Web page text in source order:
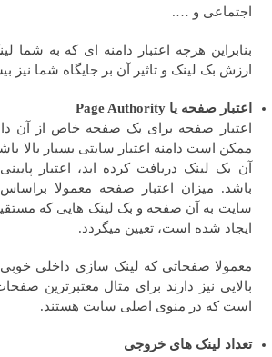
اجتماعی و ….
بنابراین هرچه اعتبار دامنه ای که به شما
ارزش بک لینک و تاثیر آن بر جایگاه شما نیز
اعتبار صفحه یا Page Authority
اعتبار صفحه برای یک صفحه خاص از آن
ممکن است دامنه اعتبار سایتی بسیار بالا
آن بک لینک دریافت کرده اید، اعتبار
باشد. میزان اعتبار صفحه معمولا
سایت به آن صفحه و بک لینک هایی که
ایجاد شده است، تعیین میگردد.
معمولا صفحاتی که لینک سازی داخلی خوبی
بالایی نیز دارند برای مثال معتبرترین
است که در منوی اصلی سایت هستند.
تعداد لینک های خروجی